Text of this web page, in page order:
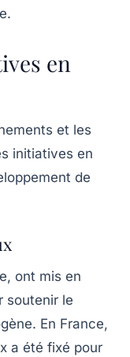
en
et les
initiatives en
de
ont mis en
soutenir le
En France,
a été fixé pour